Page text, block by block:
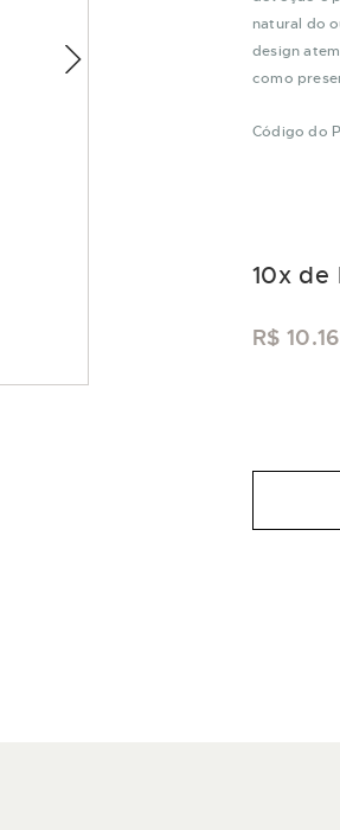
R$
10x de
natural do
design
como
Código do